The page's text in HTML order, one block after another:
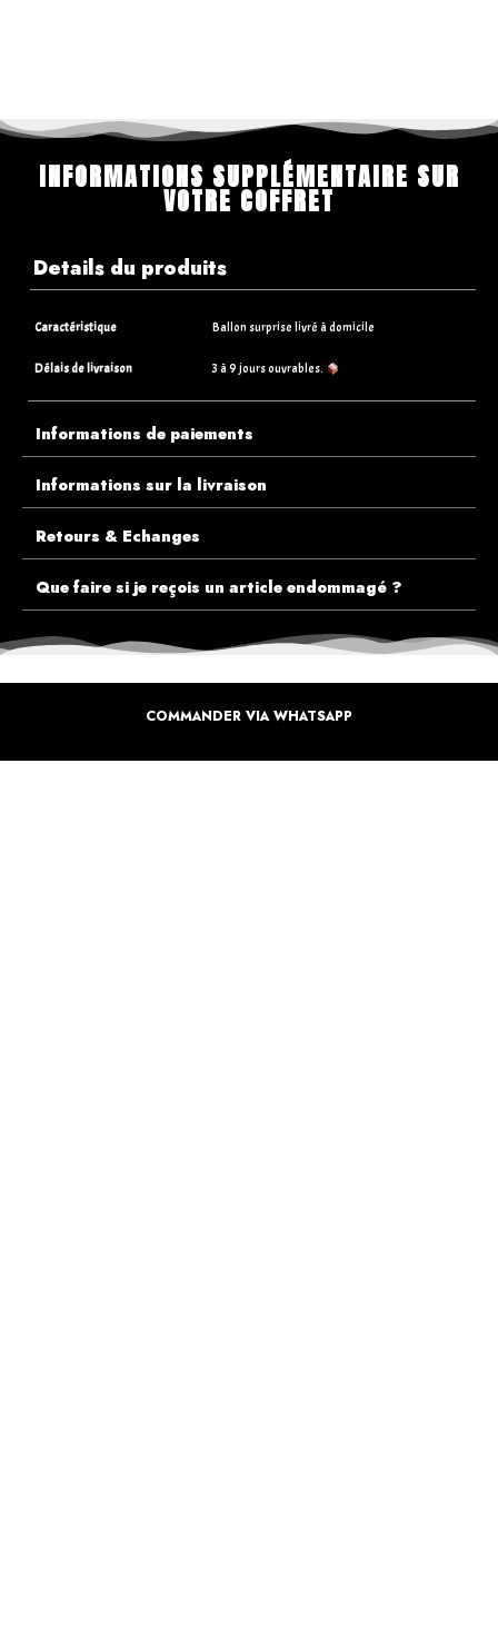
INFORMATIONS SUPPLÉMENTAIRE SUR
VOTRE COFFRET
Details du produits
Caractéristique Ballon surprise livré à domicile
Délais de livraison 3 à 9 jours ouvrables.
Informations de paiements
Informations sur la livraison
Retours & Echanges
Que faire si je reçois un article endommagé ?
COMMANDER VIA WHATSAPP